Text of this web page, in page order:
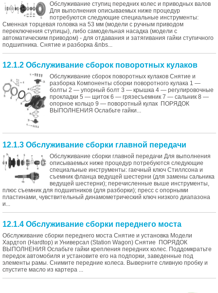
Обслуживание ступиц передних колес и приводных валов
Для выполнения описываемых ниже процедур
потребуются следующие специальные инструменты:
Сменная торцевая головка на 53 мм (модели с ручным приводом
переключения ступицы), либо самодельная насадка (модели с
автоматическим приводом) - для отдавания и затягивания гайки ступичного
подшипника. Cнятие и разборка &nbs...
12.1.2 Обслуживание сборок поворотных кулаков
Обслуживание сборок поворотных кулаков Снятие и
разборка Компоненты сборки поворотного кулака 1 —
болты 2 — упорный болт 3 — крышка 4 — регулировочные
прокладки 5 — щиток 6 — грязесъемник 7 — сальник 8 —
опорное кольцо 9 — поворотный кулак ПОРЯДОК
ВЫПОЛНЕНИЯ Ослабьте гайки...
12.1.3 Обслуживание сборки главной передачи
Обслуживание сборки главной передачи Для выполнения
описываемых ниже процедур потребуются следующие
специальные инструменты: гаечный ключ Стиллсона и
съемник фланца ведущей шестерни (для замены сальника
ведущей шестерни); перечисленные выше инструменты,
плюс съемник для подшипников (для разборки); пресс с опорными
пластинами, чувствительный динамометрический ключ низкого диапазона
и...
12.1.4 Обслуживание сборки переднего моста
Обслуживание сборки переднего моста Снятие и установка Модели
Хардтоп (Hardtop) и Универсал (Station Wagon) Снятие ПОРЯДОК
ВЫПОЛНЕНИЯ Ослабьте гайки крепления передних колес. Поддомкратьте
передок автомобиля и установите его на подпорки, заведенные под
элементы рамы. Снимите передние колеса. Выверните сливную пробку и
спустите масло из картера ...